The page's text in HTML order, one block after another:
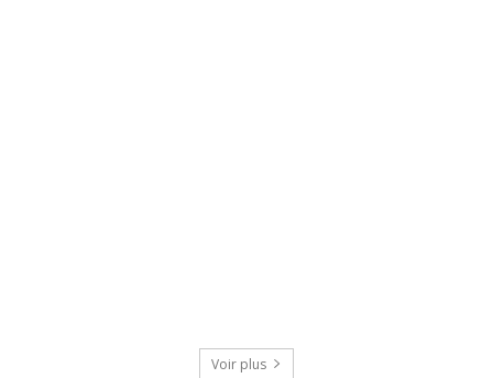
Voir plus